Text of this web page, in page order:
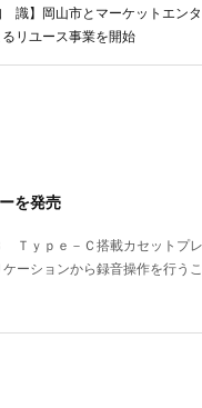
識】岡山市とマーケットエン
リユース事業を開始
を発売
Ｔｙｐｅ－Ｃ搭載カセットプ
ーションから録音操作を行